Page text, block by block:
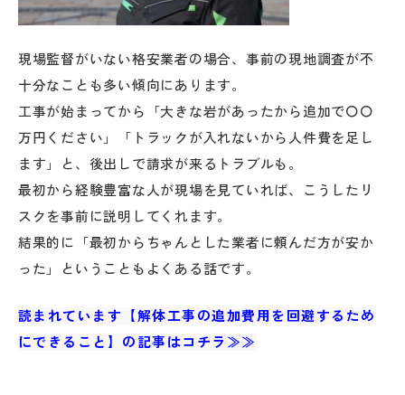
現場監督がいない格安業者の場合、事前の現地調査が不
十分なことも多い傾向にあります。
工事が始まってから「大きな岩があったから追加で〇〇
万円ください」「トラックが入れないから人件費を足し
ます」と、後出しで請求が来るトラブルも。
最初から経験豊富な人が現場を見ていれば、こうしたリ
スクを事前に説明してくれます。
結果的に「最初からちゃんとした業者に頼んだ方が安か
った」ということもよくある話です。
読まれています【解体工事の追加費用を回避するため
にできること】の記事はコチラ≫≫